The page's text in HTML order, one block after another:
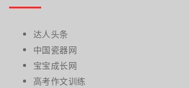
达人头条
中国瓷器网
宝宝成长网
高考作文训练